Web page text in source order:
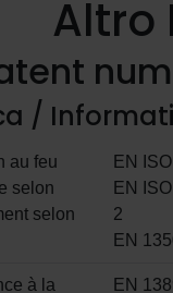
Altro
/
au feu
selon
selon
EN
EN
2
EN
à la
EN